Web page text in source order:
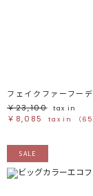
フェイクファーフー
￥23,100
tax in
￥8,085 tax in （
SALE